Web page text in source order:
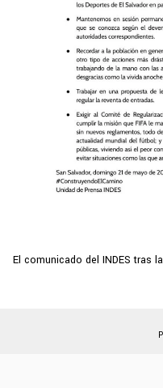
El comunicado del INDES tras